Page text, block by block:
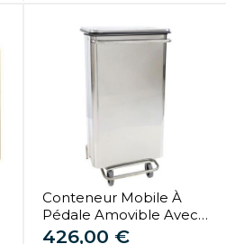
Conteneur Mobile À
Pédale Amovible Avec
Tubes En Inox 110l -
426,00 €